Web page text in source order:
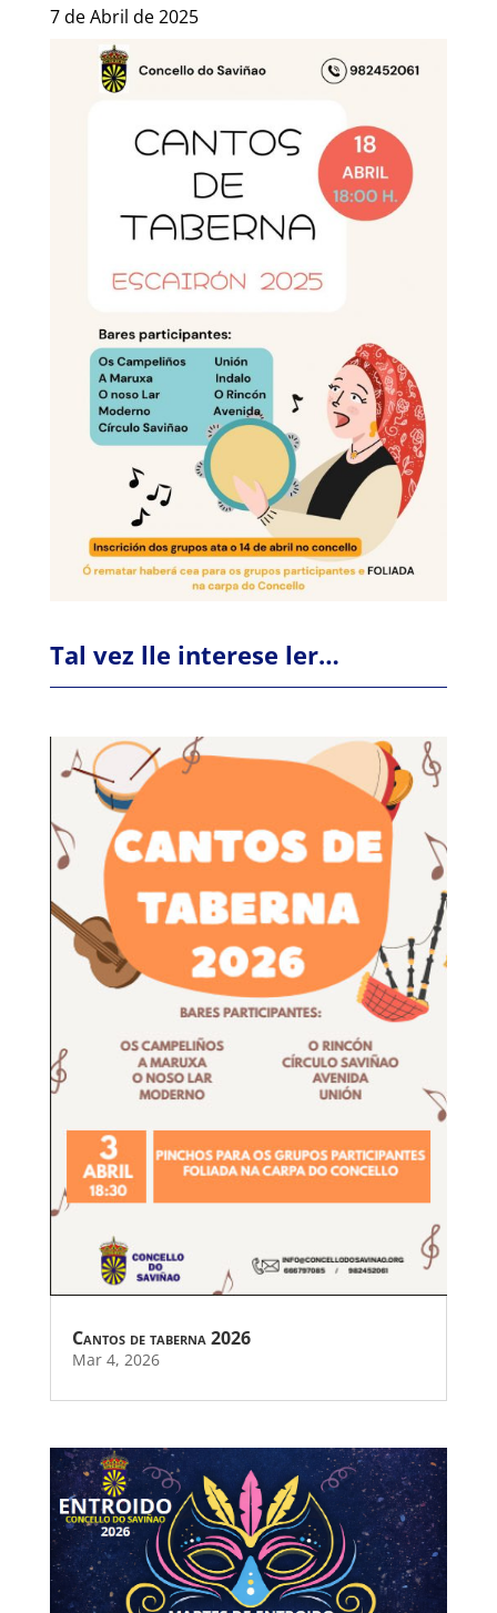
7 de Abril de 2025
Tal vez lle interese ler…
Cantos de taberna 2026
Mar 4, 2026